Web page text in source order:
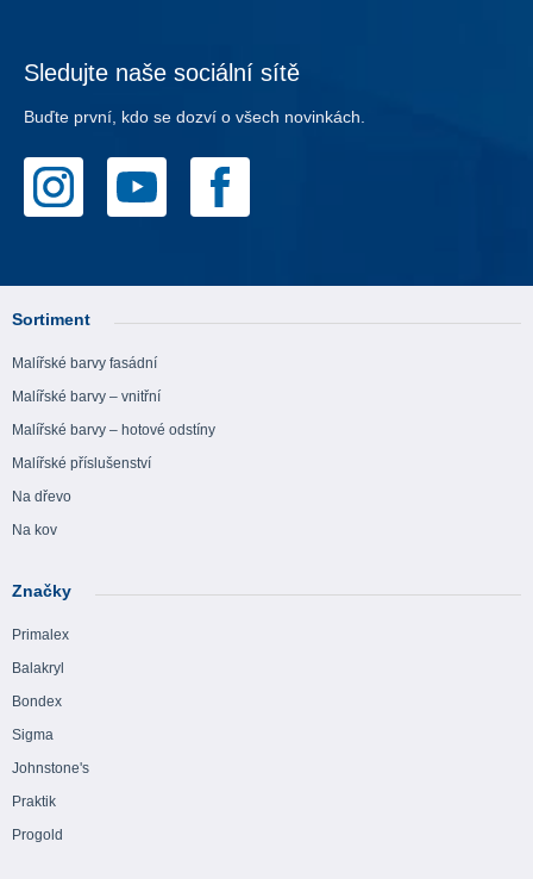
Sledujte naše sociální sítě
Buďte první, kdo se dozví o všech novinkách.
Sortiment
Malířské barvy fasádní
Malířské barvy – vnitřní
Malířské barvy – hotové odstíny
Malířské příslušenství
Na dřevo
Na kov
Značky
Primalex
Balakryl
Bondex
Sigma
Johnstone's
Praktik
Progold